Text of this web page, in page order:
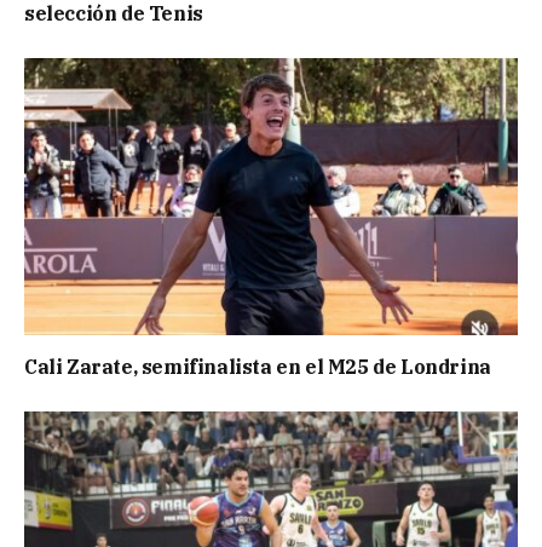
selección de Tenis
Cali Zarate, semifinalista en el M25 de Londrina